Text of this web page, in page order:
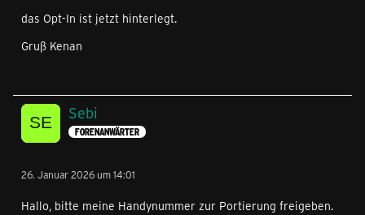
das Opt-In ist jetzt hinterlegt.
Gruß Kenan
Sebi
FORENANWÄRTER
26. Januar 2026 um 14:01
Hallo, bitte meine Handynummer zur Portierung freigeben.